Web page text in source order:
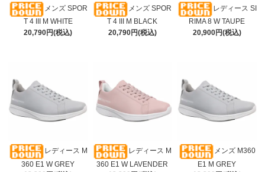
メンズ SPOR
T 4 III M WHITE
20,790円(税込)
メンズ SPOR
T 4 III M BLACK
20,790円(税込)
レディース SI
RIMA 8 W TAUPE
20,900円(税込)
レディース M
360 E1 W GREY
レディース M
360 E1 W LAVENDER
メンズ M360
E1 M GREY